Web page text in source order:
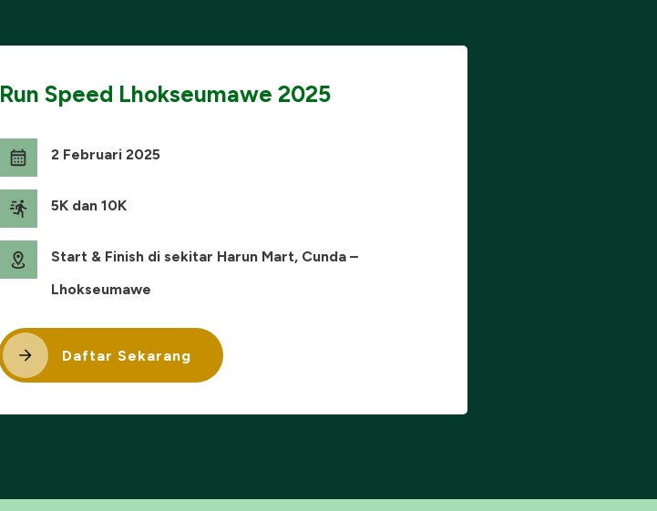
Run Speed Lhokseumawe 2025
2 Februari 2025
5K dan 10K
Start & Finish di sekitar Harun Mart, Cunda –
Lhokseumawe
Daftar Sekarang